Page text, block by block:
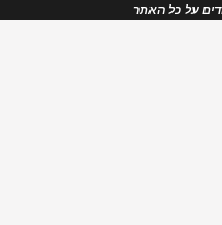
על כל האתר